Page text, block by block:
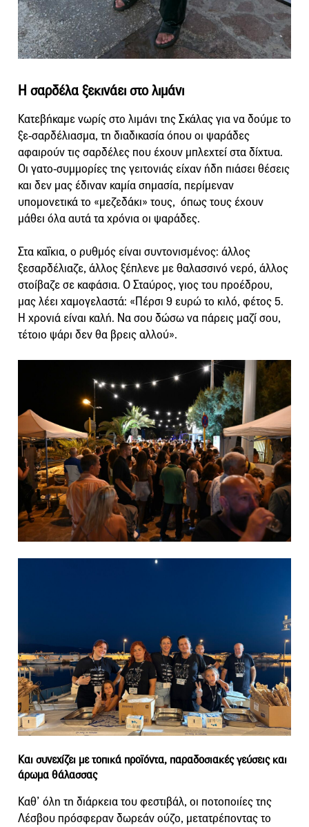
Η σαρδέλα ξεκινάει στο λιμάνι
Κατεβήκαμε νωρίς στο λιμάνι της Σκάλας για να δούμε το
ξε-σαρδέλιασμα, τη διαδικασία όπου οι ψαράδες
αφαιρούν τις σαρδέλες που έχουν μπλεχτεί στα δίχτυα.
Οι γατο-συμμορίες της γειτονιάς είχαν ήδη πιάσει θέσεις
και δεν μας έδιναν καμία σημασία, περίμεναν
υπομονετικά το «μεζεδάκι» τους, όπως τους έχουν
μάθει όλα αυτά τα χρόνια οι ψαράδες.
Στα καΐκια, ο ρυθμός είναι συντονισμένος: άλλος
ξεσαρδέλιαζε, άλλος ξέπλενε με θαλασσινό νερό, άλλος
στοίβαζε σε καφάσια. Ο Σταύρος, γιος του προέδρου,
μας λέει χαμογελαστά: «Πέρσι 9 ευρώ το κιλό, φέτος 5.
Η χρονιά είναι καλή. Να σου δώσω να πάρεις μαζί σου,
τέτοιο ψάρι δεν θα βρεις αλλού».
Και συνεχίζει με τοπικά προϊόντα, παραδοσιακές γεύσεις και
άρωμα θάλασσας
Καθ’ όλη τη διάρκεια του φεστιβάλ, οι ποτοποιίες της
Λέσβου πρόσφεραν δωρεάν ούζο, μετατρέποντας το